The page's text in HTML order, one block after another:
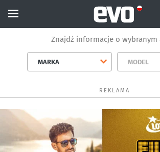
Znajdź informacje o wybranym
MARKA MODEL
REKLAMA